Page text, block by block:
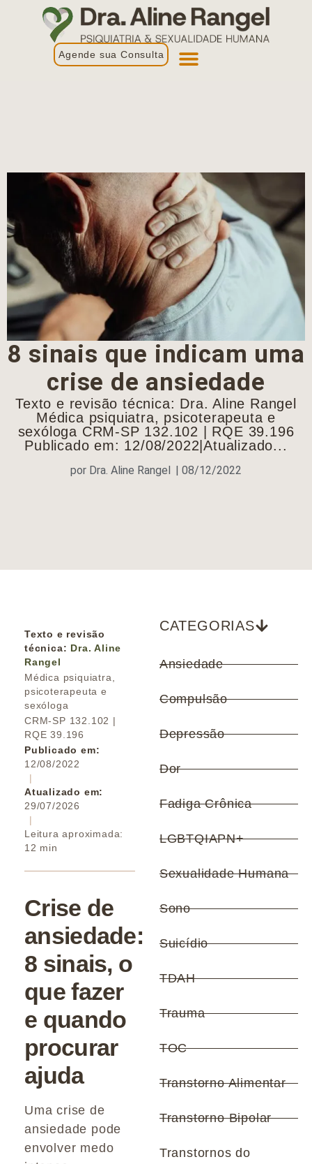
Agende sua Consulta
8 sinais que indicam uma
crise de ansiedade
Texto e revisão técnica: Dra. Aline Rangel
Médica psiquiatra, psicoterapeuta e
sexóloga CRM-SP 132.102 | RQE 39.196
Publicado em: 12/08/2022|Atualizado...
por Dra. Aline Rangel | 08/12/2022
Texto e revisão
técnica: Dra. Aline
Rangel
Médica psiquiatra,
psicoterapeuta e
sexóloga
CRM-SP 132.102 |
RQE 39.196
Publicado em:
12/08/2022
|
Atualizado em:
29/07/2026
|
Leitura aproximada:
12 min
Crise de
ansiedade:
8 sinais, o
que fazer
e quando
procurar
ajuda
Uma crise de
ansiedade pode
envolver medo
CATEGORIAS
Ansiedade
Compulsão
Depressão
Dor
Fadiga Crônica
LGBTQIAPN+
Sexualidade Humana
Sono
Suicídio
TDAH
Trauma
TOC
Transtorno Alimentar
Transtorno Bipolar
Transtornos do